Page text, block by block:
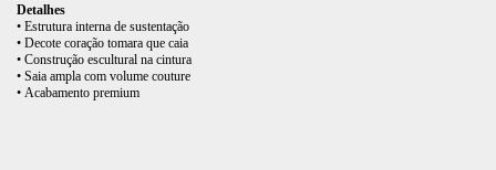
Detalhes
• Estrutura interna de sustentação
• Decote coração tomara que caia
• Construção escultural na cintura
• Saia ampla com volume couture
• Acabamento premium